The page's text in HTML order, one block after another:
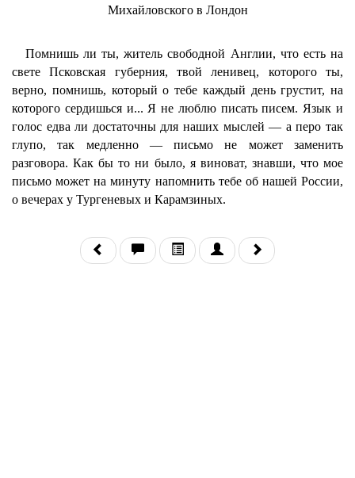
Михайловского в Лондон
Помнишь ли ты, житель свободной Англии, что есть на
свете Псковская губерния, твой ленивец, которого ты,
верно, помнишь, который о тебе каждый день грустит, на
которого сердишься и... Я не люблю писать писем. Язык и
голос едва ли достаточны для наших мыслей — а перо так
глупо, так медленно — письмо не может заменить
разговора. Как бы то ни было, я виноват, знавши, что мое
письмо может на минуту напомнить тебе об нашей России,
о вечерах у Тургеневых и Карамзиных.